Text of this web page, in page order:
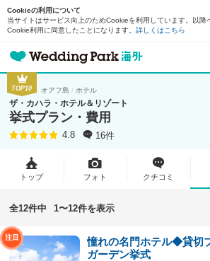
Cookieの利用について
当サイトはサービス向上のためCookieを利用しています。以降
Cookie利用に同意したことになります。 詳しくはこちら
TOP10 オアフ島 ホテル
ザ・カハラ・ホテル＆リゾート
挙式プラン・費用
4.8 16件
トップ フォト クチコミ
全12件中 1〜12件を表示
憧れの名門ホテル◆貸切
ガーデン挙式